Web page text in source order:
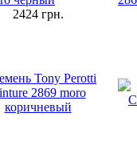
2424грн.